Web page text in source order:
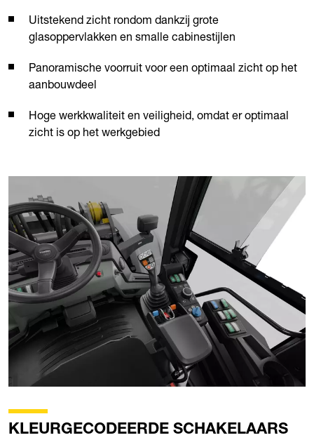
Uitstekend zicht rondom dankzij grote
glasoppervlakken en smalle cabinestijlen
Panoramische voorruit voor een optimaal zicht op het
aanbouwdeel
Hoge werkkwaliteit en veiligheid, omdat er optimaal
zicht is op het werkgebied
KLEURGECODEERDE SCHAKELAARS